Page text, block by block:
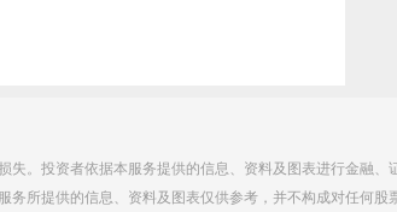
。投资者依据本服务提供的信息、资料及图表进行金融
所提供的信息、资料及图表仅供参考，并不构成对任何股